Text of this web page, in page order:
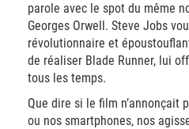
parole avec le spot du même
Georges Orwell. Steve Jobs
révolutionnaire et
de réaliser Blade Runner, lui
tous les temps.
Que dire si le film n’annonçait
ou nos smartphones, nos